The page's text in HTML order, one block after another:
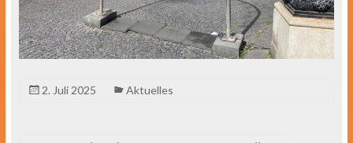
2. Juli 2025 Aktuelles